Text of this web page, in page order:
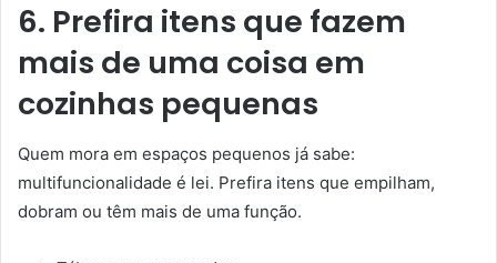
6. Prefira itens que fazem
mais de uma coisa em
cozinhas pequenas
Quem mora em espaços pequenos já sabe:
multifuncionalidade é lei. Prefira itens que empilham,
dobram ou têm mais de uma função.